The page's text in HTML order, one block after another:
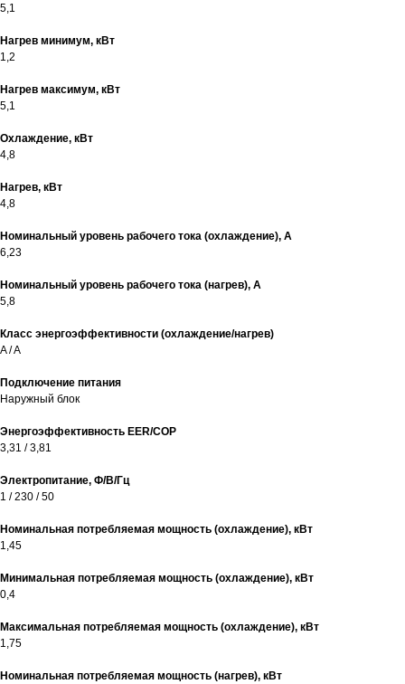
5,1
Нагрев минимум, кВт
1,2
Нагрев максимум, кВт
5,1
Охлаждение, кВт
4,8
Нагрев, кВт
4,8
Номинальный уровень рабочего тока (охлаждение), А
6,23
Номинальный уровень рабочего тока (нагрев), А
5,8
Класс энергоэффективности (охлаждение/нагрев)
A / A
Подключение питания
Наружный блок
Энергоэффективность EER/COP
3,31 / 3,81
Электропитание, Ф/В/Гц
1 / 230 / 50
Номинальная потребляемая мощность (охлаждение), кВт
1,45
Минимальная потребляемая мощность (охлаждение), кВт
0,4
Максимальная потребляемая мощность (охлаждение), кВт
1,75
Номинальная потребляемая мощность (нагрев), кВт